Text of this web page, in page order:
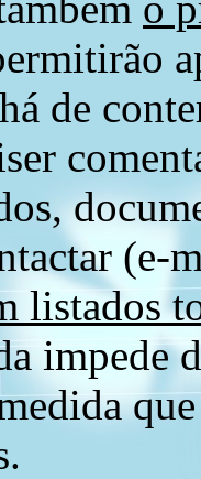
de
(e-
listados
impede